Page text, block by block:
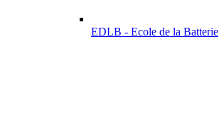
EDLB - Ecole de la Batterie